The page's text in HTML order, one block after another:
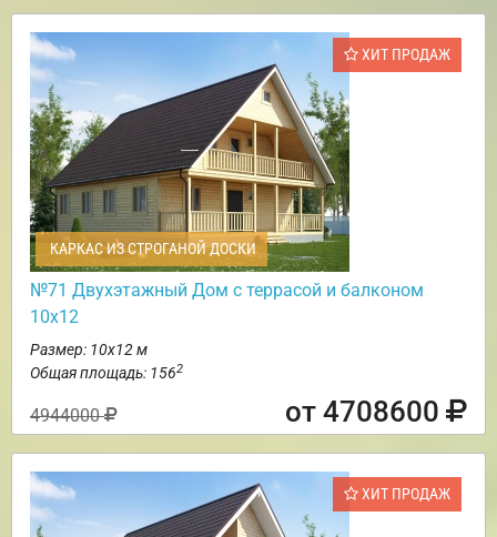
ХИТ ПРОДАЖ
КАРКАС ИЗ СТРОГАНОЙ ДОСКИ
№71 Двухэтажный Дом с террасой и балконом
10х12
Размер: 10х12 м
Общая площадь: 1562
4944000 от 4708600
ХИТ ПРОДАЖ